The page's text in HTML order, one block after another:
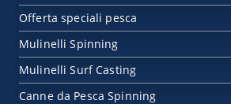
Offerta speciali pesca
Mulinelli Spinning
Mulinelli Surf Casting
Canne da Pesca Spinning